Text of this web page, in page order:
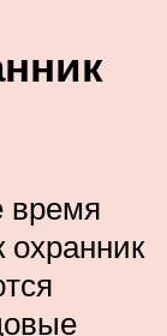
время
охранник